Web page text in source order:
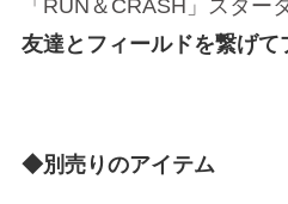
「RUN＆CRASH」スター
友達とフィールドを繋げて
◆別売りのアイテム